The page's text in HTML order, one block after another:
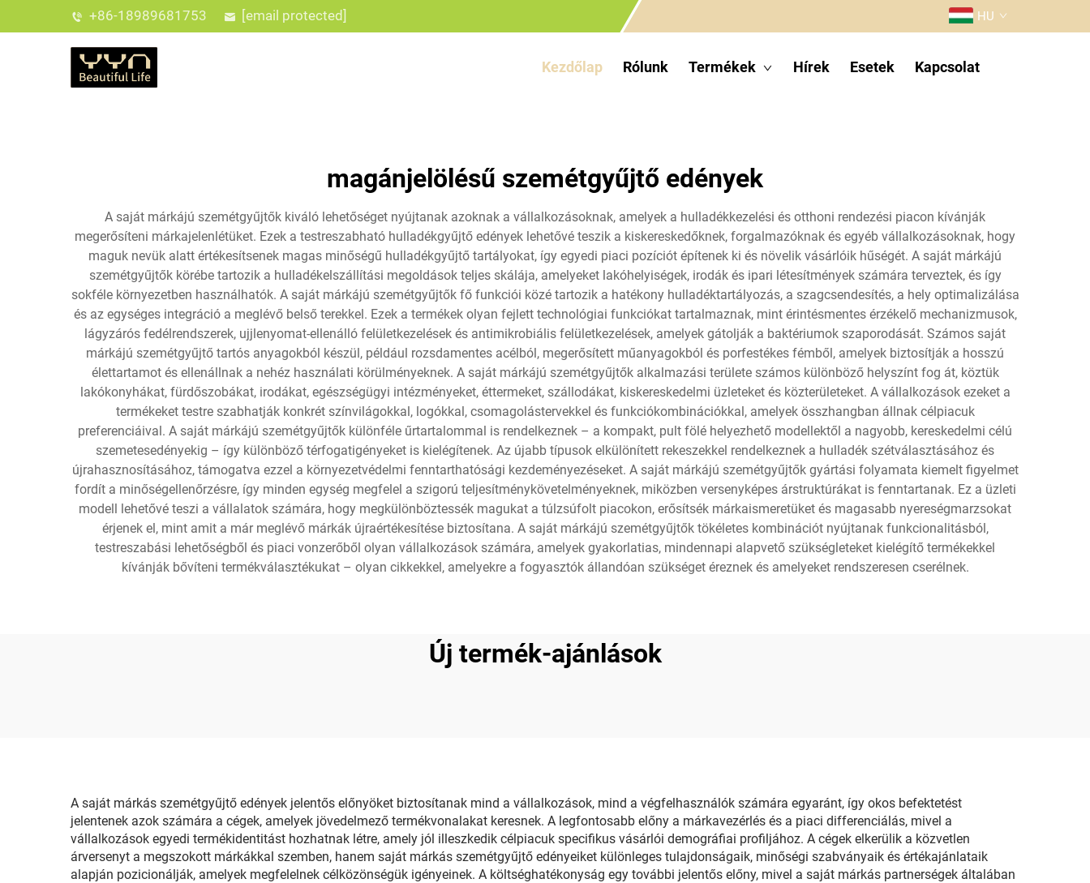
+86-18989681753 [email protected] HU
Kezdőlap Rólunk Termékek Hírek Esetek Kapcsolat
magánjelölésű szemétgyűjtő edények
A saját márkájú szemétgyűjtők kiváló lehetőséget nyújtanak azoknak a vállalkozásoknak, amelyek a hulladékkezelési és otthoni rendezési piacon kívánják
megerősíteni márkajelenlétüket. Ezek a testreszabható hulladékgyűjtő edények lehetővé teszik a kiskereskedőknek, forgalmazóknak és egyéb vállalkozásoknak, hogy
maguk nevük alatt értékesítsenek magas minőségű hulladékgyűjtő tartályokat, így egyedi piaci pozíciót építenek ki és növelik vásárlóik hűségét. A saját márkájú
szemétgyűjtők körébe tartozik a hulladékelszállítási megoldások teljes skálája, amelyeket lakóhelyiségek, irodák és ipari létesítmények számára terveztek, és így
sokféle környezetben használhatók. A saját márkájú szemétgyűjtők fő funkciói közé tartozik a hatékony hulladéktartályozás, a szagcsendesítés, a hely optimalizálása
és az egységes integráció a meglévő belső terekkel. Ezek a termékek olyan fejlett technológiai funkciókat tartalmaznak, mint érintésmentes érzékelő mechanizmusok,
lágyzárós fedélrendszerek, ujjlenyomat-ellenálló felületkezelések és antimikrobiális felületkezelések, amelyek gátolják a baktériumok szaporodását. Számos saját
márkájú szemétgyűjtő tartós anyagokból készül, például rozsdamentes acélból, megerősített műanyagokból és porfestékes fémből, amelyek biztosítják a hosszú
élettartamot és ellenállnak a nehéz használati körülményeknek. A saját márkájú szemétgyűjtők alkalmazási területe számos különböző helyszínt fog át, köztük
lakókonyhákat, fürdőszobákat, irodákat, egészségügyi intézményeket, éttermeket, szállodákat, kiskereskedelmi üzleteket és közterületeket. A vállalkozások ezeket a
termékeket testre szabhatják konkrét színvilágokkal, logókkal, csomagolástervekkel és funkciókombinációkkal, amelyek összhangban állnak célpiacuk
preferenciáival. A saját márkájú szemétgyűjtők különféle űrtartalommal is rendelkeznek – a kompakt, pult fölé helyezhető modellektől a nagyobb, kereskedelmi célú
szemetesedényekig – így különböző térfogatigényeket is kielégítenek. Az újabb típusok elkülönített rekeszekkel rendelkeznek a hulladék szétválasztásához és
újrahasznosításához, támogatva ezzel a környezetvédelmi fenntarthatósági kezdeményezéseket. A saját márkájú szemétgyűjtők gyártási folyamata kiemelt figyelmet
fordít a minőségellenőrzésre, így minden egység megfelel a szigorú teljesítménykövetelményeknek, miközben versenyképes árstruktúrákat is fenntartanak. Ez a üzleti
modell lehetővé teszi a vállalatok számára, hogy megkülönböztessék magukat a túlzsúfolt piacokon, erősítsék márkaismeretüket és magasabb nyereségmarzsokat
érjenek el, mint amit a már meglévő márkák újraértékesítése biztosítana. A saját márkájú szemétgyűjtők tökéletes kombinációt nyújtanak funkcionalitásból,
testreszabási lehetőségből és piaci vonzerőből olyan vállalkozások számára, amelyek gyakorlatias, mindennapi alapvető szükségleteket kielégítő termékekkel
kívánják bővíteni termékválasztékukat – olyan cikkekkel, amelyekre a fogyasztók állandóan szükséget éreznek és amelyeket rendszeresen cserélnek.
Új termék-ajánlások
A saját márkás szemétgyűjtő edények jelentős előnyöket biztosítanak mind a vállalkozások, mind a végfelhasználók számára egyaránt, így okos befektetést
jelentenek azok számára a cégek, amelyek jövedelmező termékvonalakat keresnek. A legfontosabb előny a márkavezérlés és a piaci differenciálás, mivel a
vállalkozások egyedi termékidentitást hozhatnak létre, amely jól illeszkedik célpiacuk specifikus vásárlói demográfiai profiljához. A cégek elkerülik a közvetlen
árversenyt a megszokott márkákkal szemben, hanem saját márkás szemétgyűjtő edényeiket különleges tulajdonságaik, minőségi szabványaik és értékajánlataik
alapján pozicionálják, amelyek megfelelnek célközönségük igényeinek. A költséghatékonyság egy további jelentős előny, mivel a saját márkás partnerségek általában